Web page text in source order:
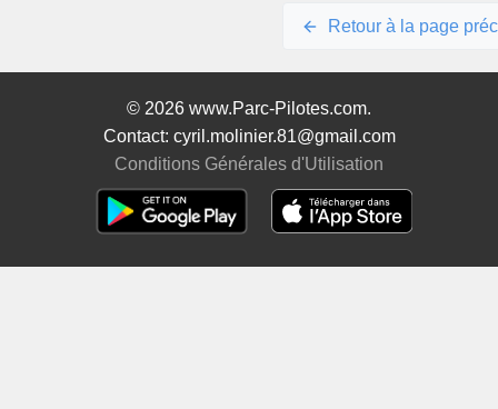
Retour à la page
© 2026 www.Parc-Pilotes.com.
Contact: cyril.molinier.81@gmail.com
Conditions Générales d'Utilisation